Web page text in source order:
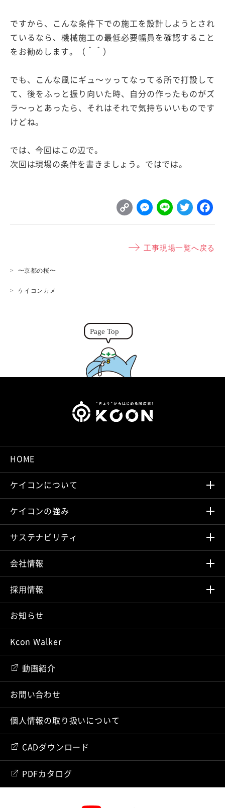
ですから、こんな条件下での施工を設計しようとされ
ているなら、機械施工の最低必要幅員を確認すること
をお勧めします。（＾＾）
でも、こんな風にギュ〜ッってなってる所で打設して
て、後をふっと振り向いた時、自分の作ったものがズ
ラ〜っとあったら、それはそれで気持ちいいものです
けどね。
では、今回はこの辺で。
次回は現場の条件を書きましょう。ではでは。
C
o
y
M
e
s
L
i
e
T
w
t
工事現場一覧へ戻る
〜京都の桜〜
ケイコンカメ
HOME
ケイコンについて
ケイコンの強み
サステナビリティ
会社情報
採⽤情報
お知らせ
Kcon Walker
動画紹介
お問い合わせ
個人情報の取り扱いについて
CADダウンロード
PDFカタログ